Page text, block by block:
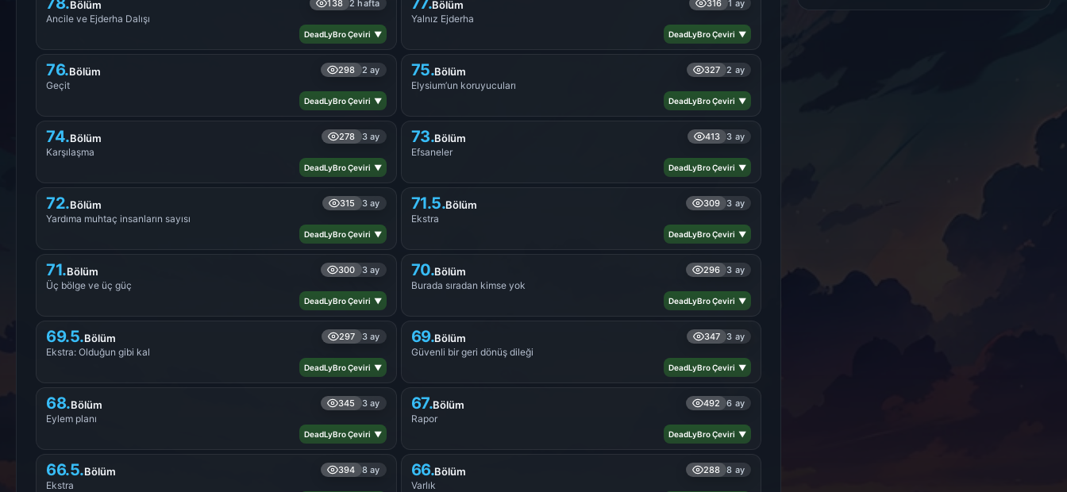
Bölüm 138 2 hafta
Ancile ve Ejderha Dalışı
DeadLyBro Çeviri ▼
Bölüm 316 1 ay
Yalnız Ejderha
DeadLyBro Çeviri ▼
76.Bölüm 298 2 ay
Geçit
DeadLyBro Çeviri ▼
75.Bölüm 327 2 ay
Elysium’un koruyucuları
DeadLyBro Çeviri ▼
74.Bölüm 278 3 ay
Karşılaşma
DeadLyBro Çeviri ▼
73.Bölüm 413 3 ay
Efsaneler
DeadLyBro Çeviri ▼
72.Bölüm 315 3 ay
Yardıma muhtaç insanların sayısı
DeadLyBro Çeviri ▼
71.5.Bölüm 309 3 ay
Ekstra
DeadLyBro Çeviri ▼
71.Bölüm 300 3 ay
Üç bölge ve üç güç
DeadLyBro Çeviri ▼
70.Bölüm 296 3 ay
Burada sıradan kimse yok
DeadLyBro Çeviri ▼
69.5.Bölüm 297 3 ay
Ekstra: Olduğun gibi kal
DeadLyBro Çeviri ▼
69.Bölüm 347 3 ay
Güvenli bir geri dönüş dileği
DeadLyBro Çeviri ▼
68.Bölüm 345 3 ay
Eylem planı
DeadLyBro Çeviri ▼
67.Bölüm 492 6 ay
Rapor
DeadLyBro Çeviri ▼
66.5.Bölüm 394 8 ay
Ekstra
66.Bölüm 288 8 ay
Varlık